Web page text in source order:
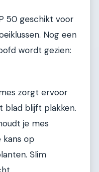
50 geschikt voor
Nog een
wordt gezien:
zorgt ervoor
blad blijft plakken.
je mes
kans op
Slim